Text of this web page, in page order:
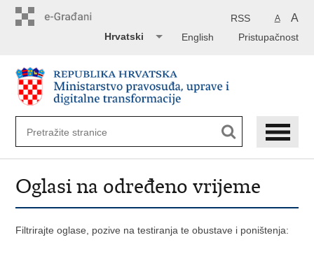
A A
RSS
Pristupačnost
English
Hrvatski
Oglasi na određeno vrijeme
Filtrirajte oglase, pozive na testiranja te obustave i poništenja: